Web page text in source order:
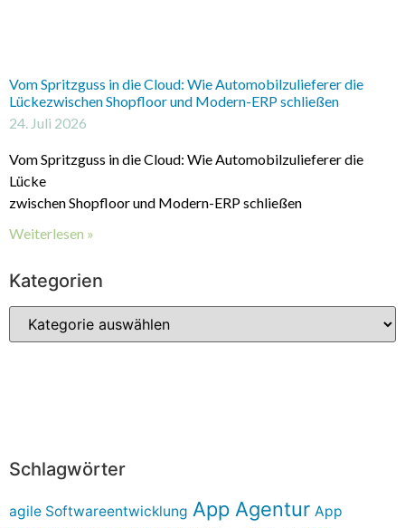
Vom Spritzguss in die Cloud: Wie Automobilzulieferer die
Lückezwischen Shopfloor und Modern-ERP schließen
24. Juli 2026
Vom Spritzguss in die Cloud: Wie Automobilzulieferer die
Lücke
zwischen Shopfloor und Modern-ERP schließen
Weiterlesen »
Kategorien
Schlagwörter
agile Softwareentwicklung App Agentur App